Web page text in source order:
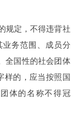
规定，不得违背社
务范围、成员分
全国性的社会团体
样的，应当按照国
体的名称不得冠